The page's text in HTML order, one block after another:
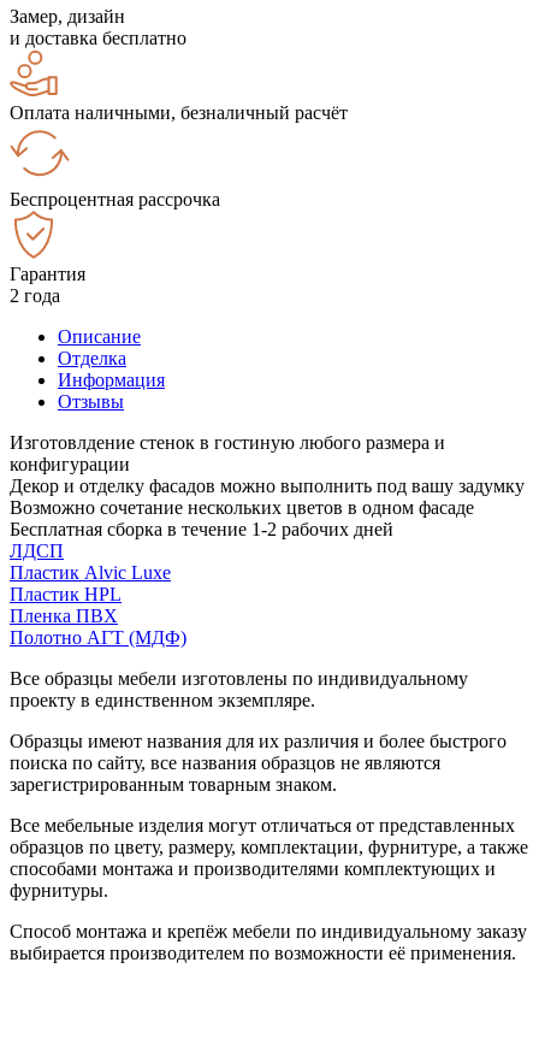
Замер, дизайн
и доставка бесплатно
Оплата наличными, безналичный расчёт
Беспроцентная рассрочка
Гарантия
2 года
Описание
Отделка
Информация
Отзывы
Изготовлдение стенок в гостиную любого размера и
конфигурации
Декор и отделку фасадов можно выполнить под вашу задумку
Возможно сочетание нескольких цветов в одном фасаде
Бесплатная сборка в течение 1-2 рабочих дней
ЛДСП
Пластик Alvic Luxe
Пластик HPL
Пленка ПВХ
Полотно АГТ (МДФ)
Все образцы мебели изготовлены по индивидуальному
проекту в единственном экземпляре.
Образцы имеют названия для их различия и более быстрого
поиска по сайту, все названия образцов не являются
зарегистрированным товарным знаком.
Все мебельные изделия могут отличаться от представленных
образцов по цвету, размеру, комплектации, фурнитуре, а также
способами монтажа и производителями комплектующих и
фурнитуры.
Способ монтажа и крепёж мебели по индивидуальному заказу
выбирается производителем по возможности её применения.